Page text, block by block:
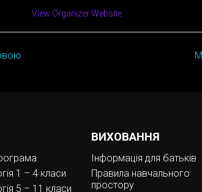
View Organizer Website
1 – 4 класи
5 – 11 класи
ВИХОВАННЯ
Інформація для батьків
Правила навчального
простору